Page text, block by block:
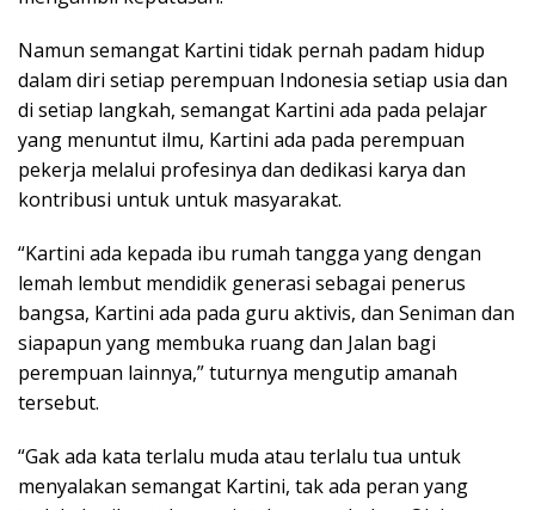
Namun semangat Kartini tidak pernah padam hidup
dalam diri setiap perempuan Indonesia setiap usia dan
di setiap langkah, semangat Kartini ada pada pelajar
yang menuntut ilmu, Kartini ada pada perempuan
pekerja melalui profesinya dan dedikasi karya dan
kontribusi untuk untuk masyarakat.
“Kartini ada kepada ibu rumah tangga yang dengan
lemah lembut mendidik generasi sebagai penerus
bangsa, Kartini ada pada guru aktivis, dan Seniman dan
siapapun yang membuka ruang dan Jalan bagi
perempuan lainnya,” tuturnya mengutip amanah
tersebut.
“Gak ada kata terlalu muda atau terlalu tua untuk
menyalakan semangat Kartini, tak ada peran yang